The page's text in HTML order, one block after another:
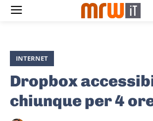
INTERNET
Dropbox
chiunque per 4